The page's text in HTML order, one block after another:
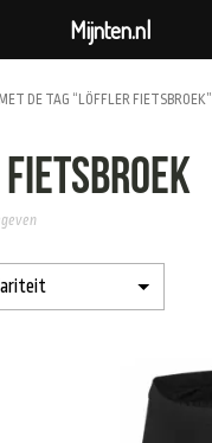
DE TAG “LÖFFLER FIETSBROEK”
Mijnten.nl